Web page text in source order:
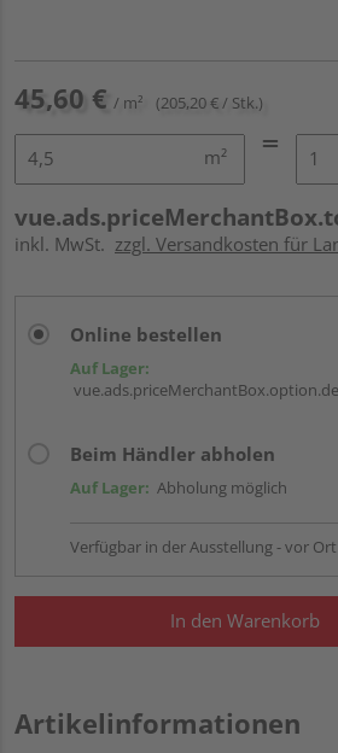
45,60 € / m² (205,20 € / Stk.)
m²
inkl. MwSt. zzgl. Versandkosten für
Online bestellen
Auf Lager:
Beim Händler abholen
Auf Lager: Abholung möglich
Verfügbar in der Ausstellung - vor
In den Warenkorb
Artikelinformationen